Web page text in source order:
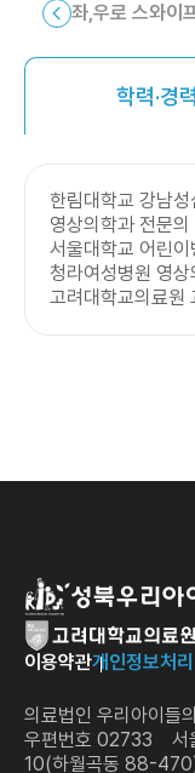
좌,우로 스와이
학력·경력
한림대학교 강남성
영상의학과 전문의
서울대학교 어린
청라여성병원 영
고려대학교의료원
이용약관개인정보처
의료법인 우리아이들
우편번호 02733 서
10(하월곡동 88-